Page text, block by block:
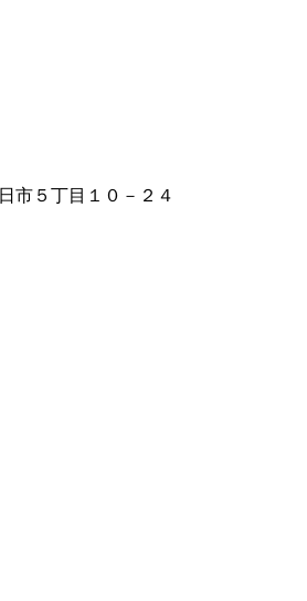
市５丁目１０－２４